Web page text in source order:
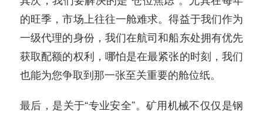
的旺季，市场上往往一舱难求。得益于我们作为
一级代理的身份，我们在航司和船东处拥有优先
获取配额的权利，哪怕是在最紧张的时刻，我们
也能为您争取到那一张至关重要的舱位纸。
最后，是关于“专业安全”。矿用机械不仅仅是钢